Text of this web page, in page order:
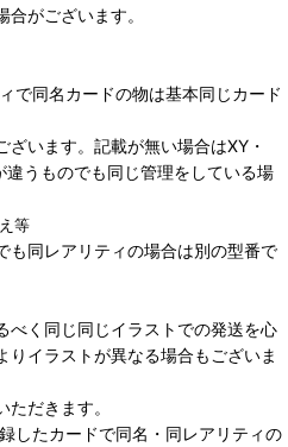
がございます。
で同名カードの物は基本同じカード
います。記載が無い場合はXY・
うものでも同じ管理をしている場
等
も同レアリティの場合は別の型番で
べく同じ同じイラストでの発送を心
イラストが異なる場合もございま
だきます。
したカードで同名・同レアリティの